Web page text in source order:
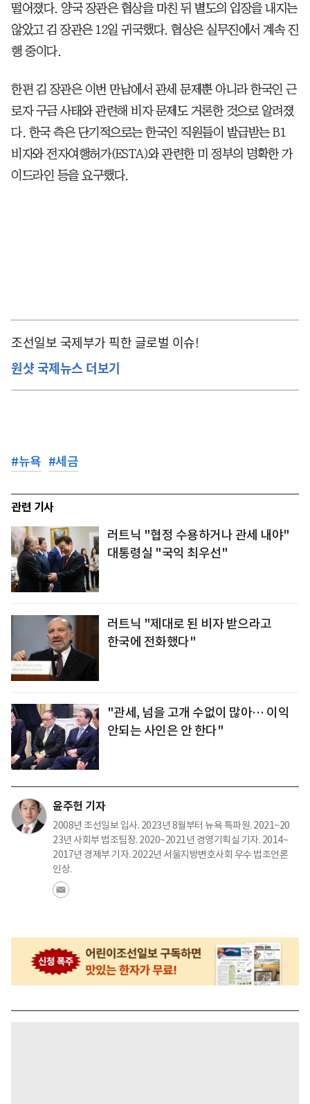
떨어졌다. 양국 장관은 협상을 마친 뒤 별도의 입장을 내지는
않았고 김 장관은 12일 귀국했다. 협상은 실무진에서 계속 진
행 중이다.
한편 김 장관은 이번 만남에서 관세 문제뿐 아니라 한국인 근
로자 구금 사태와 관련해 비자 문제도 거론한 것으로 알려졌
다. 한국 측은 단기적으로는 한국인 직원들이 발급받는 B1
비자와 전자여행허가(ESTA)와 관련한 미 정부의 명확한 가
이드라인 등을 요구했다.
조선일보 국제부가 픽한 글로벌 이슈!
원샷 국제뉴스 더보기
#뉴욕 #세금
관련 기사
러트닉 "협정 수용하거나 관세 내야"
대통령실 "국익 최우선"
러트닉 "제대로 된 비자 받으라고
한국에 전화했다"
"관세, 넘을 고개 수없이 많아… 이익
안되는 사인은 안 한다"
윤주헌 기자
2008년 조선일보 입사. 2023년 8월부터 뉴욕 특파원. 2021~20
23년 사회부 법조팀장. 2020~2021년 경영기획실 기자. 2014~
2017년 경제부 기자. 2022년 서울지방변호사회 우수 법조언론
인상.